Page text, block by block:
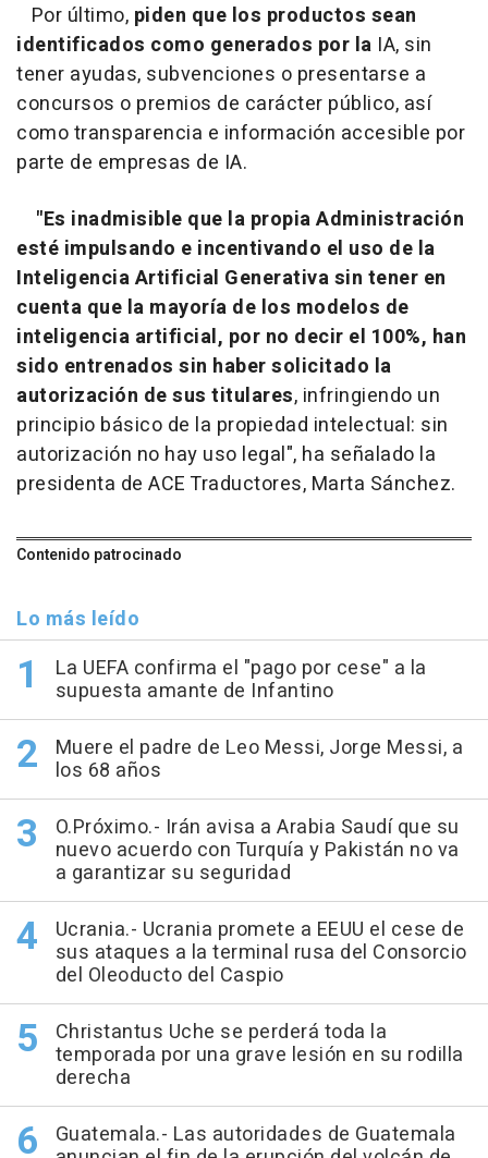
Por último, piden que los productos sean
identificados como generados por la IA, sin
tener ayudas, subvenciones o presentarse a
concursos o premios de carácter público, así
como transparencia e información accesible por
parte de empresas de IA.
"Es inadmisible que la propia Administración
esté impulsando e incentivando el uso de la
Inteligencia Artificial Generativa sin tener en
cuenta que la mayoría de los modelos de
inteligencia artificial, por no decir el 100%, han
sido entrenados sin haber solicitado la
autorización de sus titulares, infringiendo un
principio básico de la propiedad intelectual: sin
autorización no hay uso legal", ha señalado la
presidenta de ACE Traductores, Marta Sánchez.
Contenido patrocinado
Lo más leído
La UEFA confirma el "pago por cese" a la
supuesta amante de Infantino
Muere el padre de Leo Messi, Jorge Messi, a
los 68 años
O.Próximo.- Irán avisa a Arabia Saudí que su
nuevo acuerdo con Turquía y Pakistán no va
a garantizar su seguridad
Ucrania.- Ucrania promete a EEUU el cese de
sus ataques a la terminal rusa del Consorcio
del Oleoducto del Caspio
Christantus Uche se perderá toda la
temporada por una grave lesión en su rodilla
derecha
Guatemala.- Las autoridades de Guatemala